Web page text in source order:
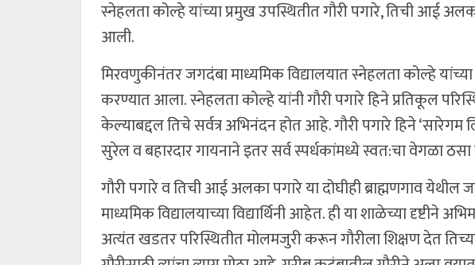
स्नेहलता कोल्हे यांच्या प्रमुख उपस्थितीत गौरी पगारे, तिची आई
आली.
मिरवणुकीनंतर जगदंबा माध्यमिक विद्यालयात स्नेहलता कोल्हे यांच्या
करण्यात आला. स्नेहलता कोल्हे यांनी गौरी पगारे हिने प्रतिकूल
केल्याबद्दल तिचे सर्वत्र अभिनंदन होत आहे. गौरी पगारे हिने ‘सारेगम
सुरेल व बहारदार गायनाने इतर सर्व स्पर्धकांमध्ये स्वत:चा वेगळा
गौरी पगारे व तिची आई अलका पगारे या दोघीही ब्राह्मणगाव
माध्यमिक विद्यालयाच्या विद्यार्थिनी आहेत. ही या शाळेच्या दृष्टीने
अत्यंत खडतर परिस्थितीत मोलमजुरी करून गौरीला शिक्षण देत